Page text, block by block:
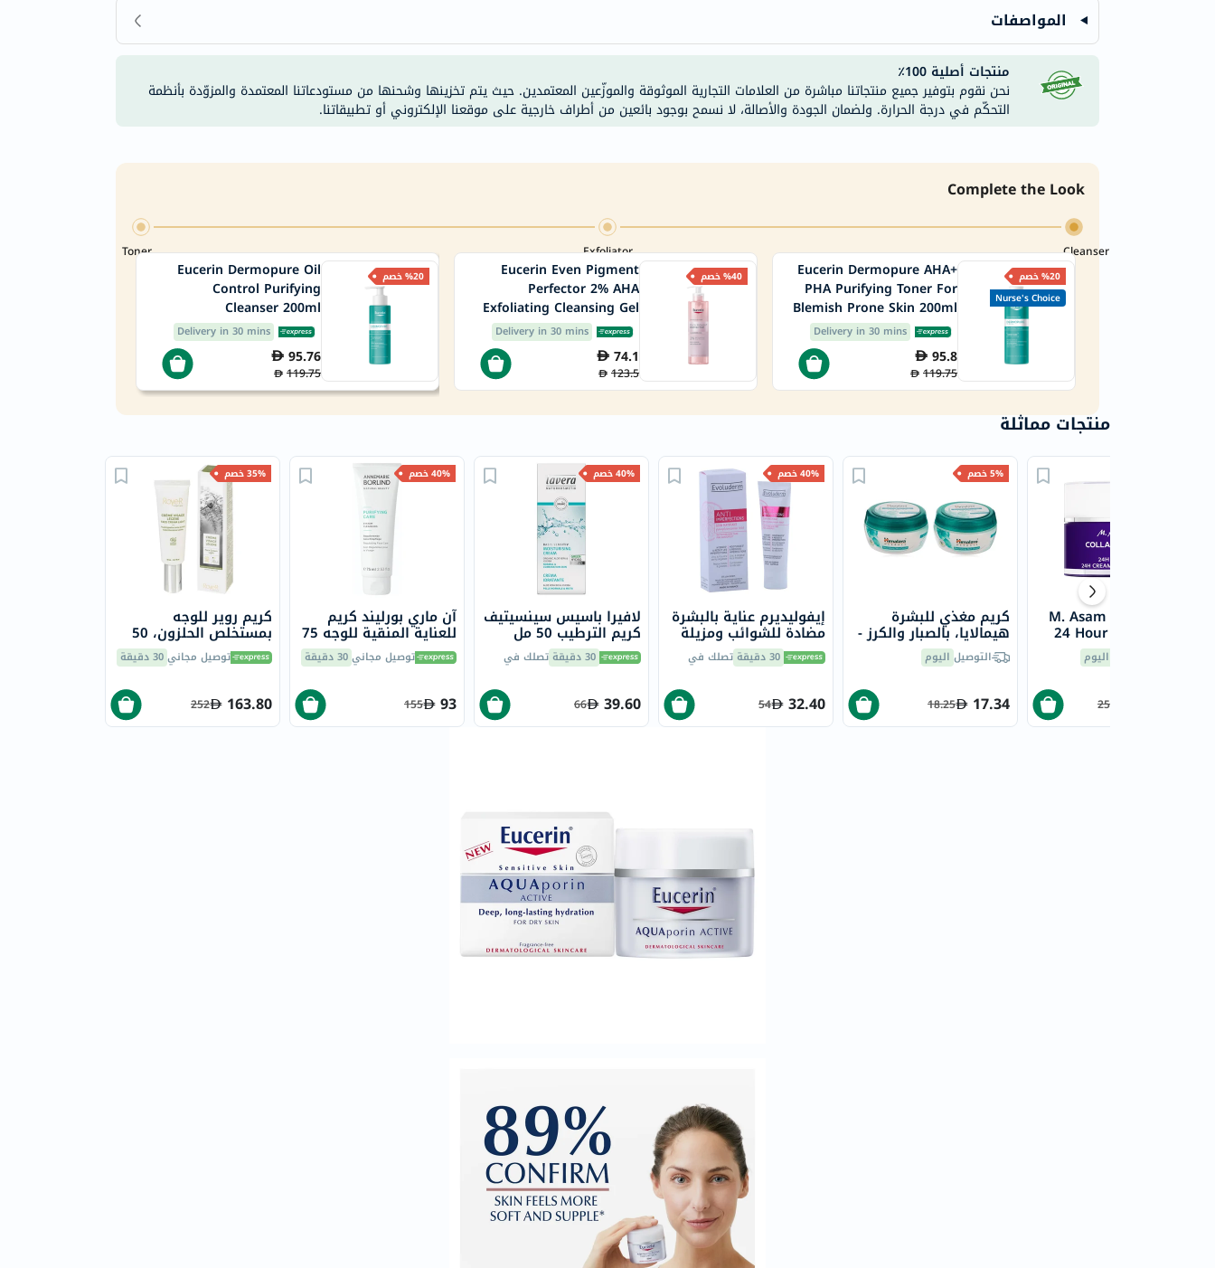
الوزن
فحص
روتيني
الصحي
Original
IV
اختبار
التحسس
الغذائي
الحالة
والشعر
العظام
والمفاصل
المخ
والذاكرة
صحة
القلب
دعم
مرضى
السكري
دعم
الكبد
صحة
البروستاتا
الفيتامينات
مالتي
فيتامين
فيتامين
د
فيتامين
هـ
المعادن
المغنيسيوم
الحديد
المواصفات
منتجات أصلية 100٪
نحن نقوم بتوفير جميع منتجاتنا مباشرة من العلامات التجارية الموثوقة والموزّعين المعتمدين. حيث يتم تخزينها وشحنها من مستودعاتنا المعتمدة والمزوّدة بأنظمة
التحكّم في درجة الحرارة. ولضمان الجودة والأصالة، لا نسمح بوجود بائعين من أطراف خارجية على موقعنا الإلكتروني أو تطبيقاتنا.
Complete the Look
Cleanser
Exfoliator
Toner
%20 خصم Eucerin Dermopure Oil
Control Purifying
Cleanser 200ml
Delivery in 30 mins
95.76
119.75
%40 خصم Eucerin Even Pigment
Perfector 2% AHA
Exfoliating Cleansing Gel
200ml
Delivery in 30 mins
74.1
123.5
%20 خصم
Nurse's Choice
Eucerin Dermopure AHA+
PHA Purifying Toner For
Blemish Prone Skin 200ml
Delivery in 30 mins
95.8
119.75
منتجات مماثلة
35% خصم
كريم روير للوجه
بمستخلص الحلزون، 50
مل توصيل مجاني30 دقيقة
163.80
252
40% خصم
آن ماري بورليند كريم
للعناية المنقية للوجه 75
مل توصيل مجاني30 دقيقة
93
155
40% خصم
لافيرا باسيس سينسيتيف
كريم الترطيب 50 مل
30 دقيقة تصلك في
39.60
66
40% خصم
إيفوليديرم عناية بالبشرة
مضادة للشوائب ومزيلة
للمعان 50 مل30 دقيقة تصلك في
32.40
54
5% خصم
كريم مغذي للبشرة
هيمالايا، بالصبار والكرز -
150 مل × 2التوصيل اليوم
17.34
18.25
M. Asam Collagen Lift
24 Hour Cream 50ml
اليوم
257.25